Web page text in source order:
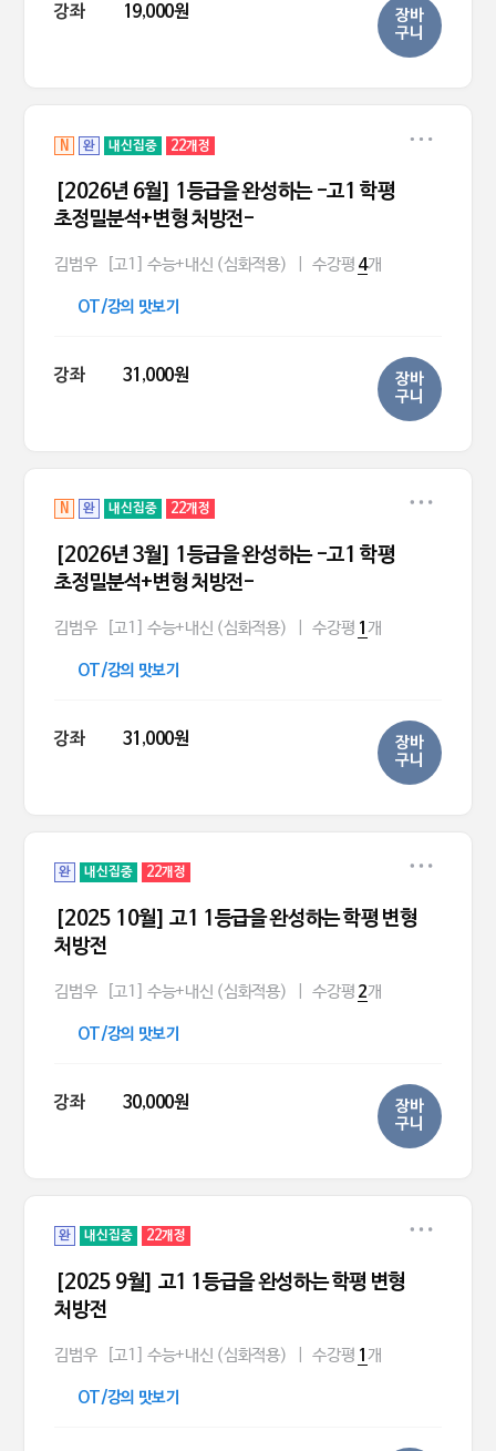
강좌 19,000원
장바
구니
N 완 내신집중 22개정
[2026년 6월] 1등급을 완성하는 -고1 학평
초정밀분석+변형 처방전-
김범우 [고1] 수능+내신 (심화적용) 수강평 4개
OT/강의 맛보기
강좌 31,000원
장바
구니
N 완 내신집중 22개정
[2026년 3월] 1등급을 완성하는 -고1 학평
초정밀분석+변형 처방전-
김범우 [고1] 수능+내신 (심화적용) 수강평 1 개
OT/강의 맛보기
강좌 31,000원
장바
구니
완 내신집중 22개정
[2025 10월] 고1 1등급을 완성하는 학평 변형
처방전
김범우 [고1] 수능+내신 (심화적용) 수강평 2개
OT/강의 맛보기
강좌 30,000원
장바
구니
완 내신집중 22개정
[2025 9월] 고1 1등급을 완성하는 학평 변형
처방전
김범우 [고1] 수능+내신 (심화적용) 수강평 1 개
OT/강의 맛보기